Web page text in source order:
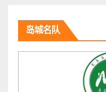
岛城名队